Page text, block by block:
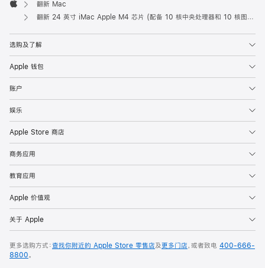
Apple
翻新 Mac
翻新 24 英寸 iMac Apple M4 芯片 (配备 10 核中央处理器和 10 核图形处理器) 和千兆以太网端口 - 银色
选购及了解
Apple 钱包
账户
娱乐
Apple Store 商店
商务应用
教育应用
Apple 价值观
关于 Apple
更多选购方式：查找你附近的 Apple Store 零售店及更多门店，或者致电 400-666-
8800。